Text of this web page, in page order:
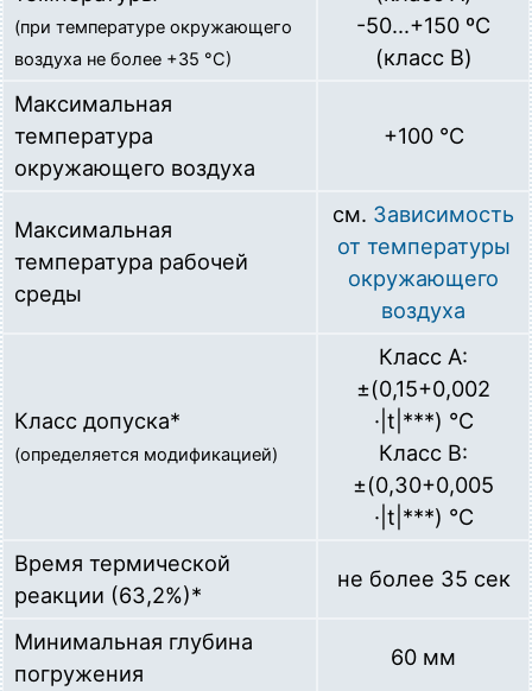
до 6мм (L=60мм, М20х1,5, нерж. сталь AISI 321
(12Х18Н10Т))
Загрузка…
PA.10-M20-D6-L80
Гильза защитная для датчиков температуры диаметром
до 6мм (L=80мм, М20х1,5, нерж. сталь AISI 321
(12Х18Н10Т))
PA.10-M20-D6-L100
Гильза защитная для датчиков температуры диаметром
до 6мм (L=100мм, М20х1,5, нерж. сталь AISI 321
Гильза защитная для датчиков температуры диаметром
до 6мм (L=120мм, М20х1,5, нерж. сталь AISI 321
(12Х18Н10Т))
Загрузка…
Гильза защитная для датчиков температуры диаметром
до 6мм (L=160мм, М20х1,5, нерж. сталь AISI 321
(12Х18Н10Т))
PA.10-M20-D6-L200
(при температуре окружающего
воздуха не более +35 °С)
-50...+150 ºC
(класс В)
Максимальная
температура
окружающего воздуха
+100 °С
Максимальная
температура рабочей
среды
см. Зависимость
от температуры
окружающего
воздуха
Класс допуска*
(определяется модификацией)
Класс A:
±(0,15+0,002
·|t|***) °C
Класс В:
±(0,30+0,005
·|t|***) °C
Время термической
реакции (63,2%)*
не более 35 сек
Минимальная глубина
погружения
60 мм